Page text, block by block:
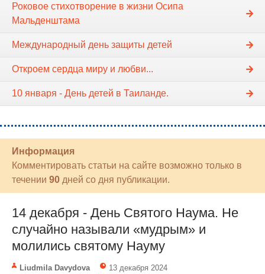
Роковое стихотворение в жизни Осипа
Мальденштама
Международный день защиты детей
Откроем сердца миру и любви...
10 января - День детей в Таиланде.
Информация
Комментировать статьи на сайте возможно только в
течении 90 дней со дня публикации.
14 декабря - День Святого Наума. Не
случайно называли «мудрым» и
молились святому Науму
Liudmila Davydova 13 декабря 2024